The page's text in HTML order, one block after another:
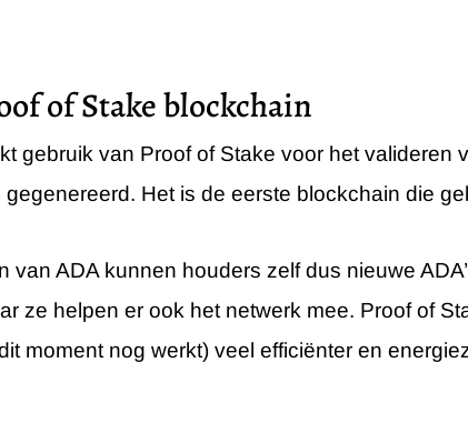
of Stake blockchain
gebruik van Proof of Stake voor het valideren
gegenereerd. Het is de eerste blockchain die
van ADA kunnen houders zelf dus nieuwe
ze helpen er ook het netwerk mee. Proof of
moment nog werkt) veel efficiënter en